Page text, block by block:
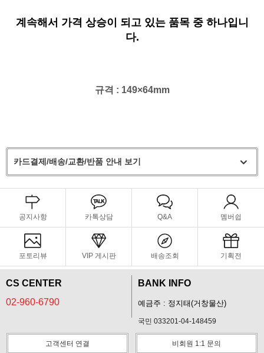
계속해서 가격 상승이 되고 있는 품목 중 하나입니
다.
규격 : 149×64mm
카드결제/배송/교환/반품 안내 보기
공지사항 카톡상담 Q&A 멤버쉽
포토리뷰 VIP 게시판 배송조회 기획전
CS CENTER
02-960-6790
BANK INFO
예금주 : 정지태(거창물산)
국민 033201-04-148459
고객센터 연결 비회원 1:1 문의